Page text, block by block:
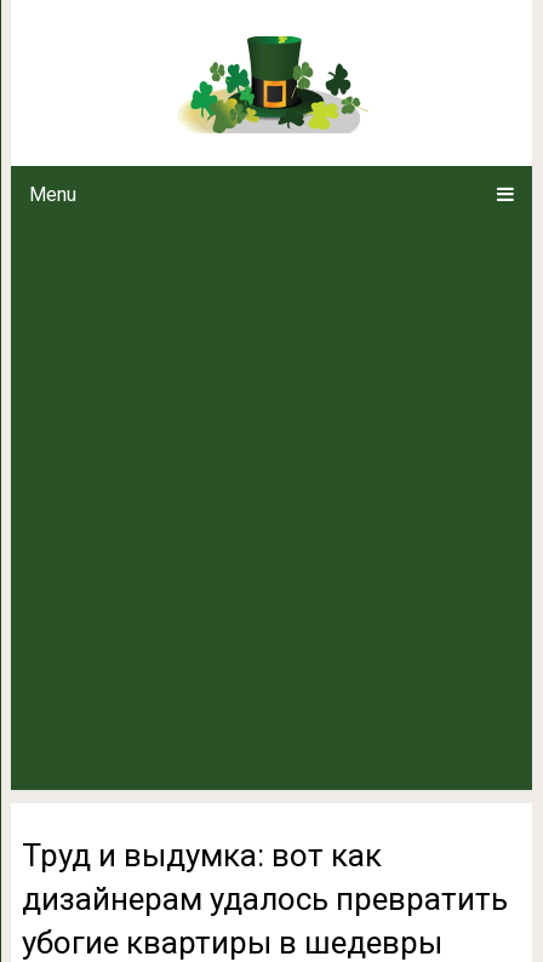
Menu
Труд и выдумка: вот как
Труд и выдумка: вот как
дизайнерам удалось превратить
убогие квартиры в шедевры